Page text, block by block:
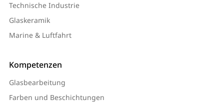
Technische Industrie
Glaskeramik
Marine & Luftfahrt
Kompetenzen
Glasbearbeitung
Farben und Beschichtungen